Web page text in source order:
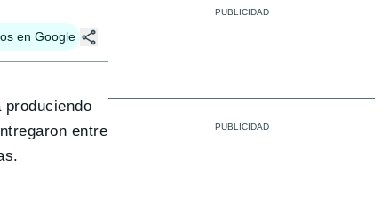
en Google
entre